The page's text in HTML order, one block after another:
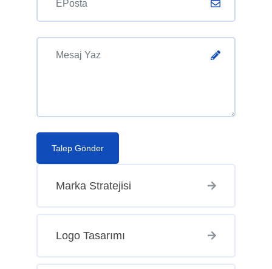
Marka Stratejisi
Logo Tasarımı
Talep Gönder